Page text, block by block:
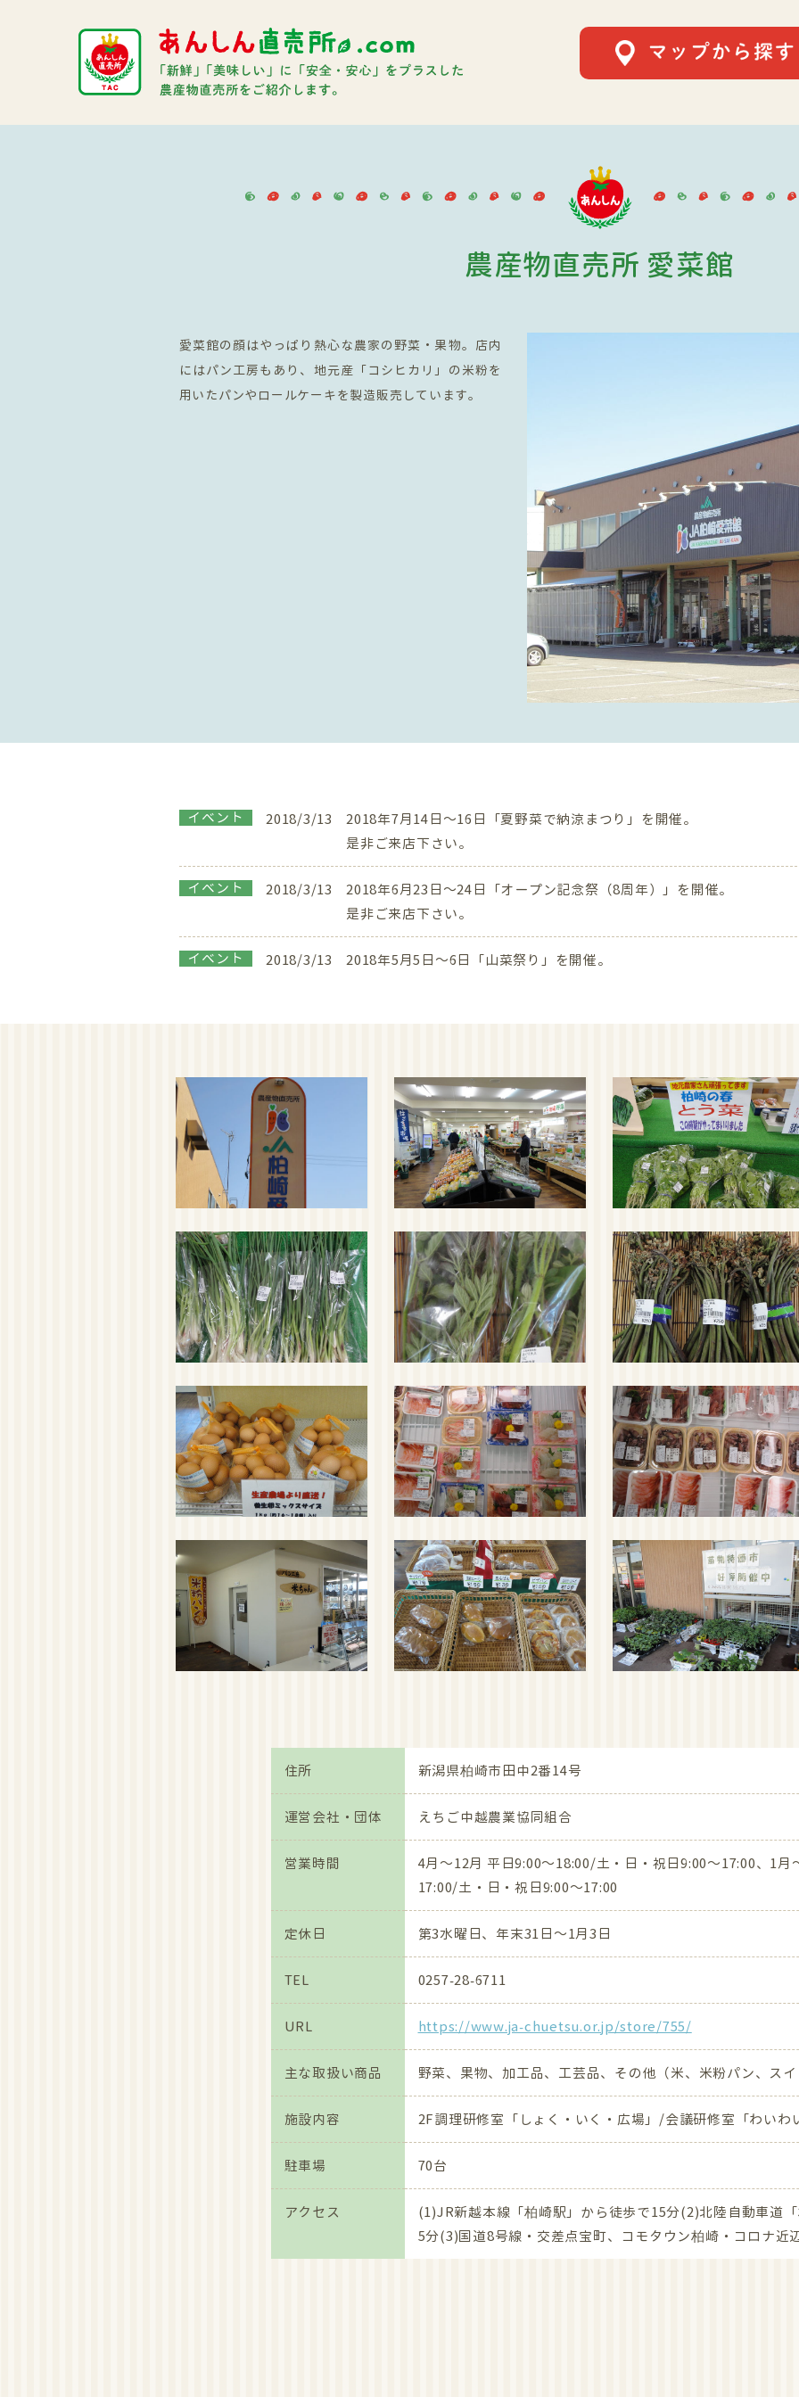
あんしん直売所.comは
農産物直売所 愛菜館
愛菜館の顔はやっぱり熱心な農家の野菜・果物。店内
にはパン工房もあり、地元産「コシヒカリ」の米粉を
用いたパンやロールケーキを製造販売しています。
2018/3/13
イベント
2018年7月14日～16日「夏野菜で納涼まつり」を開催。
是非ご来店下さい。
2018/3/13
イベント
2018年6月23日～24日「オープン記念祭（8周年）」を開催。
是非ご来店下さい。
2018/3/13
イベント
2018年5月5日～6日「山菜祭り」を開催。
イベント
2018/3/13
イベント
2018年4月21日～22日「苗物特価市」を開催。
是非ご来店下さい。
2017/10/17
イベント
2018年1月6日～8日「新春フェア＆餅つき」を開催。
是非ご来店ください。
2017/10/17
イベント
2017年12月23日～30日「年末大感謝祭」を開催。
是非ご来店ください。
2017/10/17
イベント
2017年12月2日～12月3日「師走の野菜市」を開催。
是非ご来店ください。
2017/10/17 2017年11月23日「鍋物野菜大集合」を開催。
是非ご来店ください。
2017/10/17
イベント
2017年11月3日～5日「秋の大収穫祭」を開催。
是非ご来店ください。
イベント
是非ご来店ください。
2017/7/31
イベント
2017年9月23日～24日「秋のお彼岸セール＆コシヒカリ玄米まつり」
是非ご来店ください。
2017/7/12
イベント
2017年9月16日～18日「29年産米 新米まつり＆敬老の日フェア」を開
是非ご来店下さい。
2017年7月26日「沖縄フェア」＆「夏休み突入フェア」
2017年7月15日～17日「夏野菜で納涼祭り」
是非ご来店下さい。
是非ご来店下さい。
2017/5/23
農産物直売所 JA柏崎 愛菜館が「あんしん直売所」に仲間入りしました
住所 新潟県柏崎市田中2番14号
運営会社・団体 えちご中越農業協同組合
営業時間
4月～12月 平日9:00～18:00/土・日・祝日9:00～17:00、1月
17:00/土・日・祝日9:00～17:00
定休日 第3水曜日、年末31日～1月3日
TEL 0257-28-6711
URL https://www.ja-chuetsu.or.jp/store/755/
主な取扱い商品 野菜、果物、加工品、工芸品、その他（米、米粉パン、ス
施設内容 2F調理研修室「しょく・いく・広場」/会議研修室「わいわ
駐車場 70台
アクセス
(1)JR新越本線「柏崎駅」から徒歩で15分(2)北陸自動車道
5分(3)国道8号線・交差点宝町、コモタウン柏崎・コロナ近